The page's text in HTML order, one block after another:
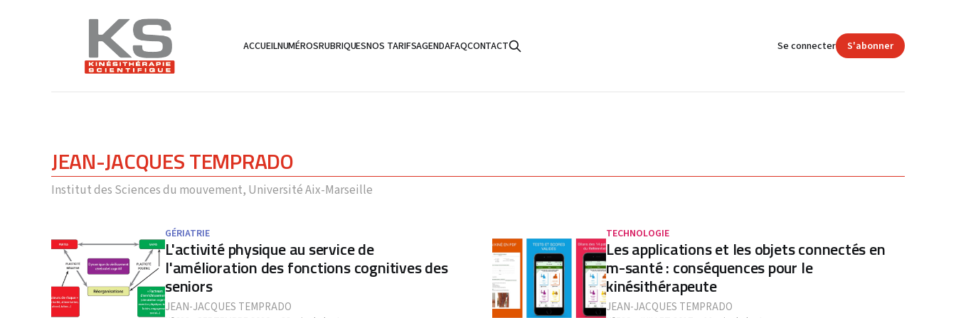
ACCUEILNUMÉROSRUBRIQUESNOS TARIFSAGENDAFAQCONTACT Se connecter S'abonner
JEAN-JACQUES TEMPRADO
Institut des Sciences du mouvement, Université Aix-Marseille
GÉRIATRIE
L'activité physique au service de
l'amélioration des fonctions cognitives des
seniors
JEAN-JACQUES TEMPRADO
TECHNOLOGIE
Les applications et les objets connectés en
m-santé : conséquences pour le
kinésithérapeute
JEAN-JACQUES TEMPRADO